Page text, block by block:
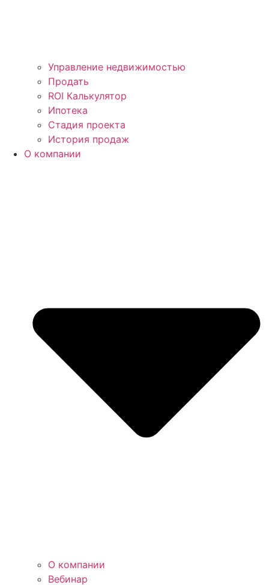
Управление недвижимостью
Продать
ROI Калькулятор
Ипотека
Стадия проекта
История продаж
О компании
О компании
Вебинар